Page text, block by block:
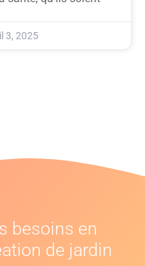
3, 2025
besoins en
de jardin